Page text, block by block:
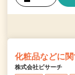
化粧品などに
株式会社ビサーチ